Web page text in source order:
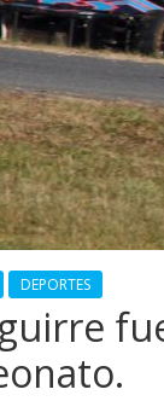
DEPORTES